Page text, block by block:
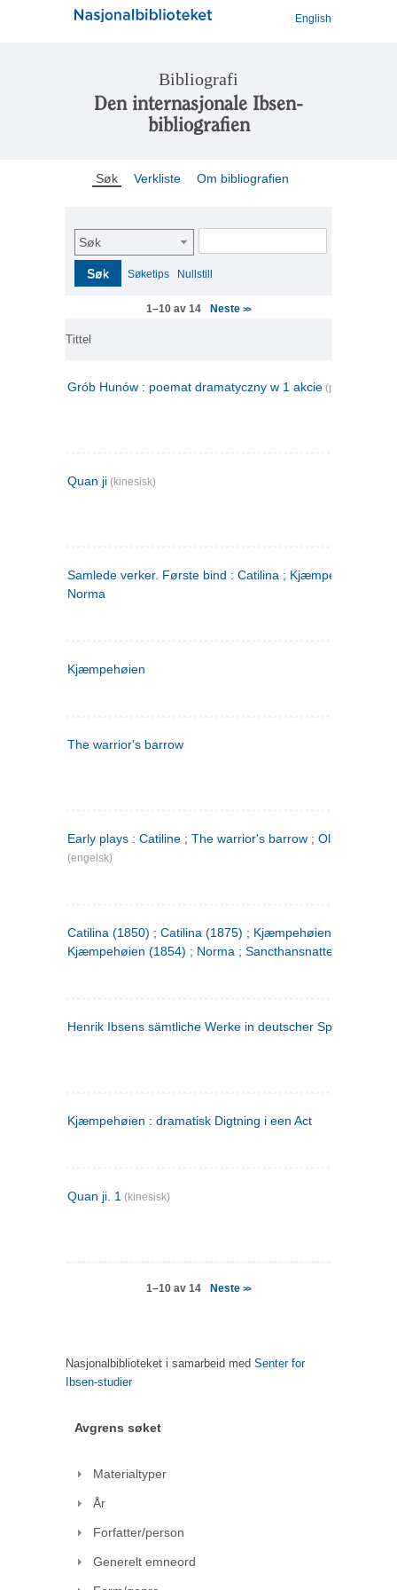
English
Bibliografi
Den internasjonale Ibsen-
bibliografien
Søk Verkliste Om bibliografien
Søk
Søk Søketips Nullstill
1–10 av 14 Neste>>
Tittel
Grób Hunów : poemat dramatyczny w 1 akcie (polsk)
Quan ji (kinesisk)
Samlede verker. Første bind : Catilina ; Kjæmpehøien ;
Norma
Kjæmpehøien
The warrior's barrow
Early plays : Catiline ; The warrior's barrow ; Olaf Liljekrans
(engelsk)
Catilina (1850) ; Catilina (1875) ; Kjæmpehøien (1850) ;
Kjæmpehøien (1854) ; Norma ; Sancthansnatten
Henrik Ibsens sämtliche Werke in deutscher Sprache. 2
Kjæmpehøien : dramatisk Digtning i een Act
Quan ji. 1 (kinesisk)
1–10 av 14 Neste>>
Nasjonalbiblioteket i samarbeid med Senter for
Ibsen-studier
Avgrens søket
Materialtyper
År
Forfatter/person
Generelt emneord